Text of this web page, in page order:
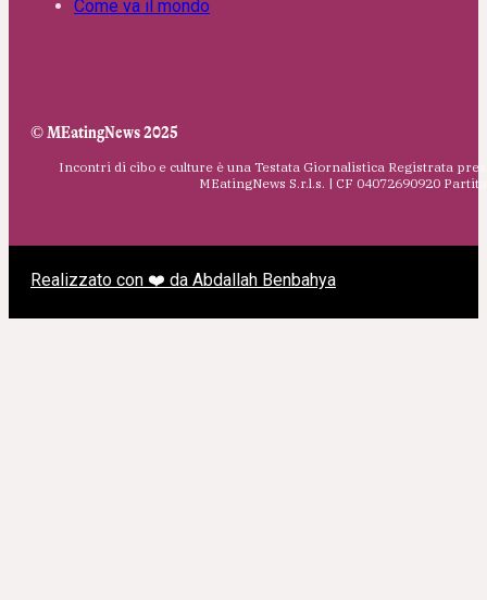
Come va il mondo
© MEatingNews 2025
Incontri di cibo e culture è una Testata Giornalistica Registrata
MEatingNews S.r.l.s. | CF 04072690920
Realizzato con ❤️ da Abdallah Benbahya